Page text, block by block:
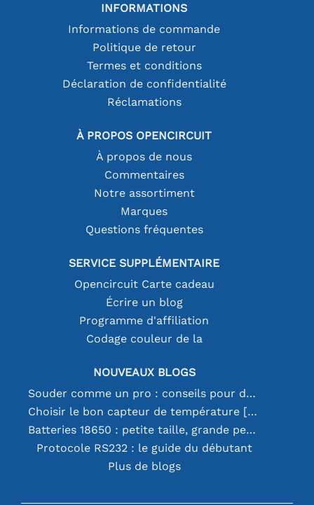
INFORMATIONS
Informations de commande
Politique de retour
Termes et conditions
Déclaration de confidentialité
Réclamations
À PROPOS OPENCIRCUIT
À propos de nous
Commentaires
Notre assortiment
Marques
Questions fréquentes
SERVICE SUPPLÉMENTAIRE
Opencircuit Carte cadeau
Écrire un blog
Programme d'affiliation
Codage couleur de la
NOUVEAUX BLOGS
Souder comme un pro : conseils pour des connexions électroniques parfaites
Choisir le bon capteur de température [youtube]
Batteries 18650 : petite taille, grande performance
Protocole RS232 : le guide du débutant
Plus de blogs